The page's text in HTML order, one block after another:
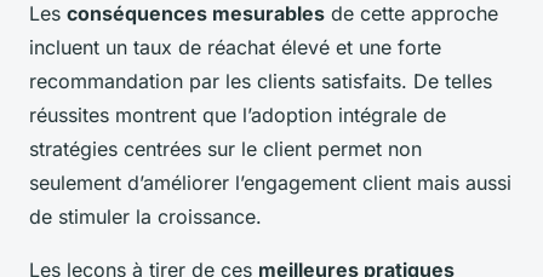
Les conséquences mesurables de cette approche
incluent un taux de réachat élevé et une forte
recommandation par les clients satisfaits. De telles
réussites montrent que l’adoption intégrale de
stratégies centrées sur le client permet non
seulement d’améliorer l’engagement client mais aussi
de stimuler la croissance.
Les leçons à tirer de ces meilleures pratiques